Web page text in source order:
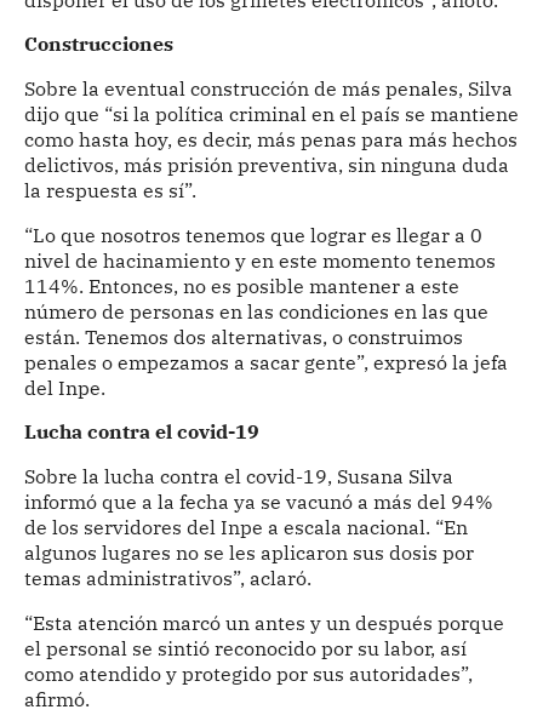
Construcciones
Sobre la eventual construcción de más penales, Silva
dijo que “si la política criminal en el país se mantiene
como hasta hoy, es decir, más penas para más hechos
delictivos, más prisión preventiva, sin ninguna duda
la respuesta es sí”.
“Lo que nosotros tenemos que lograr es llegar a 0
nivel de hacinamiento y en este momento tenemos
114%. Entonces, no es posible mantener a este
número de personas en las condiciones en las que
están. Tenemos dos alternativas, o construimos
penales o empezamos a sacar gente”, expresó la jefa
del Inpe.
Lucha contra el covid-19
Sobre la lucha contra el covid-19, Susana Silva
informó que a la fecha ya se vacunó a más del 94%
de los servidores del Inpe a escala nacional. “En
algunos lugares no se les aplicaron sus dosis por
temas administrativos”, aclaró.
“Esta atención marcó un antes y un después porque
el personal se sintió reconocido por su labor, así
como atendido y protegido por sus autoridades”,
afirmó.